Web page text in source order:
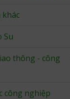
khác
Su
thông - công
công nghiệp